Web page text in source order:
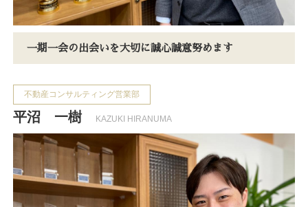
一期一会の出会いを大切に誠心誠意努めます
不動産コンサルティング営業部
平沼 一樹 KAZUKI HIRANUMA